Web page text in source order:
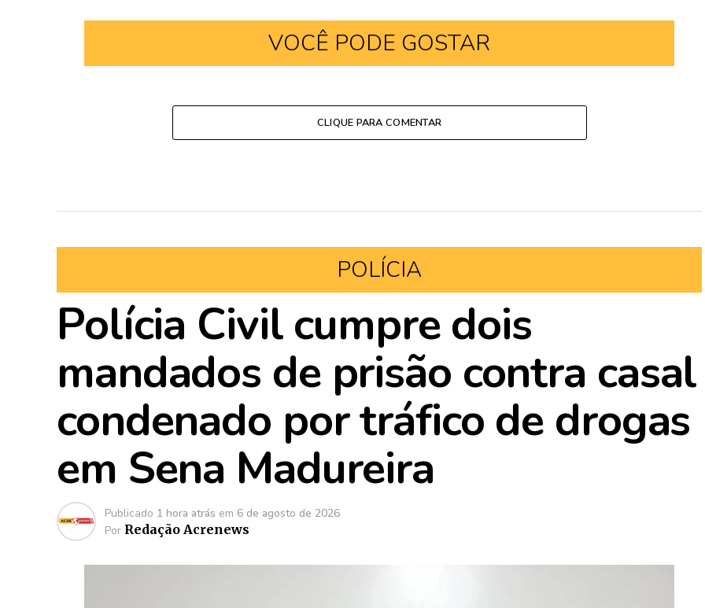
VOCÊ PODE GOSTAR
CLIQUE PARA COMENTAR
POLÍCIA
Polícia Civil cumpre dois
mandados de prisão contra casal
condenado por tráfico de drogas
em Sena Madureira
Publicado 1 hora atrás em 6 de agosto de 2026
Por Redação Acrenews